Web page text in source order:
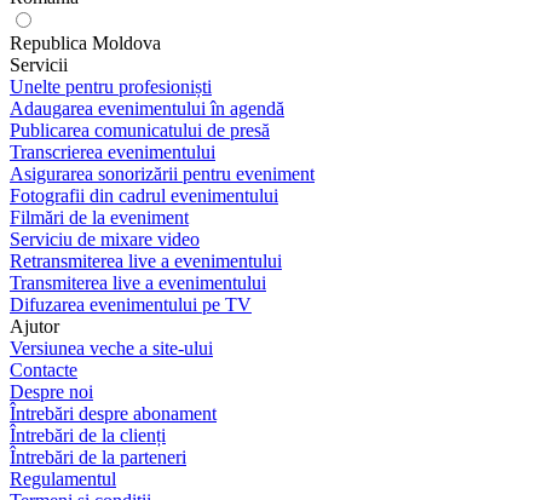
Republica Moldova
Servicii
Unelte pentru profesioniști
Adaugarea evenimentului în agendă
Publicarea comunicatului de presă
Transcrierea evenimentului
Asigurarea sonorizării pentru eveniment
Fotografii din cadrul evenimentului
Filmări de la eveniment
Serviciu de mixare video
Retransmiterea live a evenimentului
Transmiterea live a evenimentului
Difuzarea evenimentului pe TV
Ajutor
Versiunea veche a site-ului
Contacte
Despre noi
Întrebări despre abonament
Întrebări de la clienți
Întrebări de la parteneri
Regulamentul